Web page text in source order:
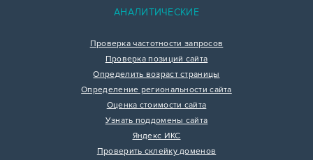
АНАЛИТИЧЕСКИЕ
Проверка частотности запросов
Проверка позиций сайта
Определить возраст страницы
Определение региональности сайта
Оценка стоимости сайта
Узнать поддомены сайта
Яндекс ИКС
Проверить склейку доменов